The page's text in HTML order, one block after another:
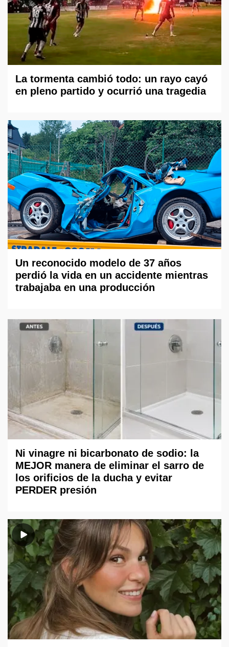
La tormenta cambió todo: un rayo cayó
en pleno partido y ocurrió una tragedia
Un reconocido modelo de 37 años
perdió la vida en un accidente mientras
trabajaba en una producción
Ni vinagre ni bicarbonato de sodio: la
MEJOR manera de eliminar el sarro de
los orificios de la ducha y evitar
PERDER presión